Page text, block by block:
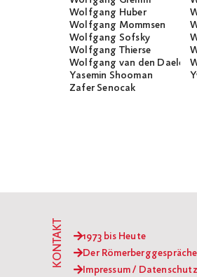
Wolfgang Huber
Wolfgang Mommsen
Wolfgang Sofsky
Wolfgang Thierse
Wolfgang van den Daele
Yasemin Shooman
Zafer Senocak
1973 bis Heute
Der Römerberggespräche
Impressum / Datenschutz
KONTAKT